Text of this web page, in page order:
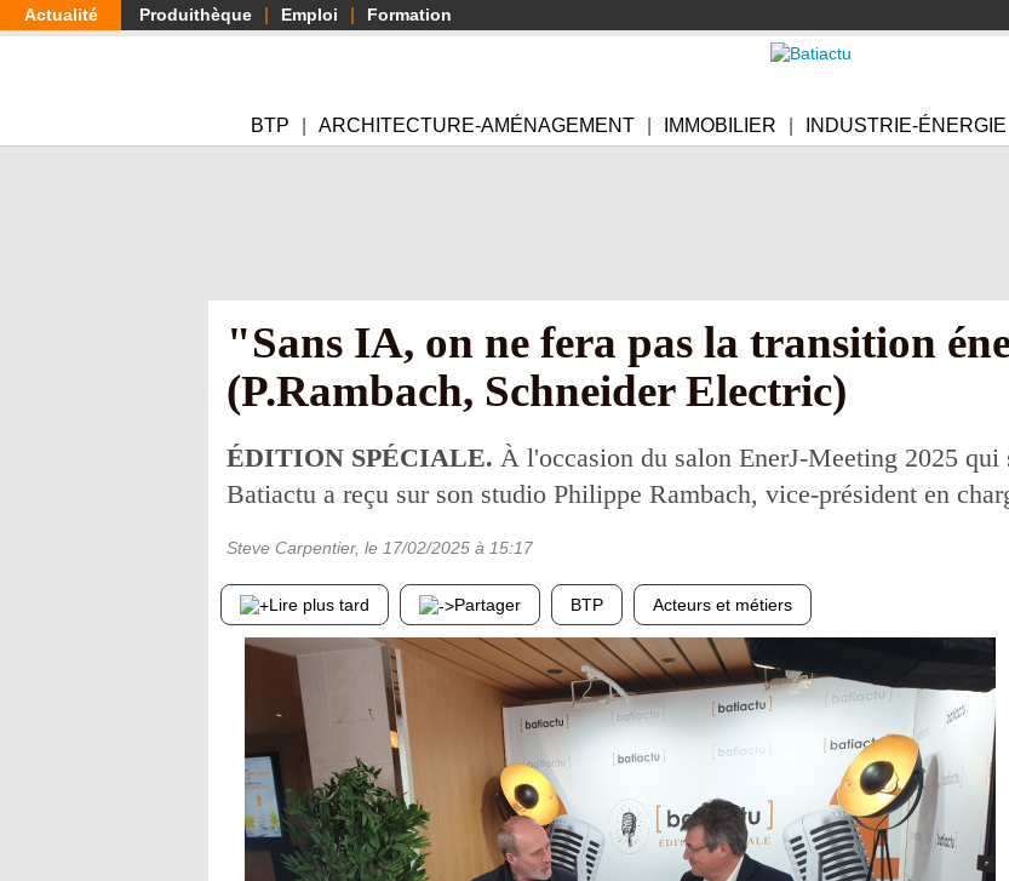
Aller
au
Actualité Produithèque Emploi Formation
BTP ARCHITECTURE-AMÉNAGEMENT IMMOBILIER INDUSTRIE-ÉNERGIE
"Sans IA, on ne fera pas la transition
(P.Rambach, Schneider Electric)
ÉDITION SPÉCIALE. À l'occasion du salon EnerJ-Meeting 2025 qui
Batiactu a reçu sur son studio Philippe Rambach, vice-président en
Steve Carpentier, le 17/02/2025 à 15:17
Lire plus tard Partager BTP Acteurs et métiers